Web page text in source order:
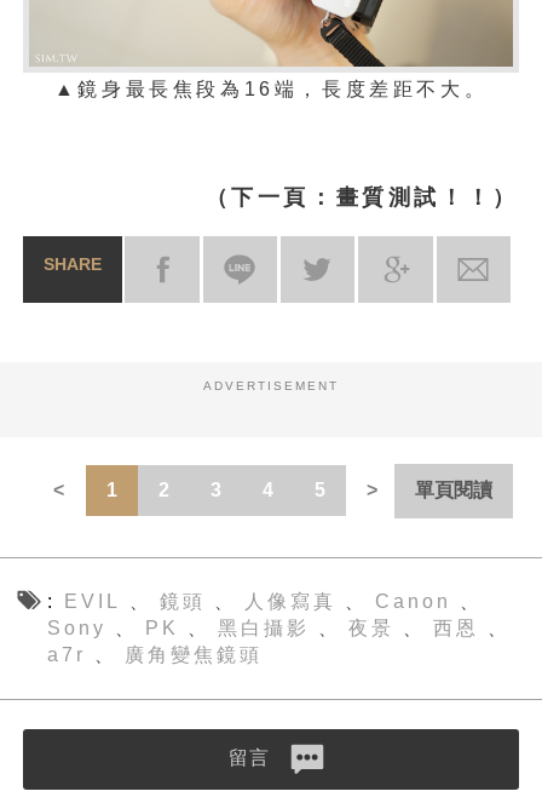
▲鏡身最長焦段為16端，長度差距不大。
（下一頁：畫質測試！！）
SHARE
ADVERTISEMENT
1 2 3 4 5 單頁閱讀
EVIL 鏡頭 人像寫真 Canon
Sony PK 黑白攝影 夜景 西恩
a7r 廣角變焦鏡頭
留言